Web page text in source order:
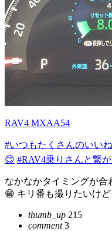
RAV4 MXAA54
#いつもたくさんのいい
😊 #RAV4乗りさんと繋
なかなかタイミングが合
😁 キリ番も撮りたいけ
thumb_up 215
comment3